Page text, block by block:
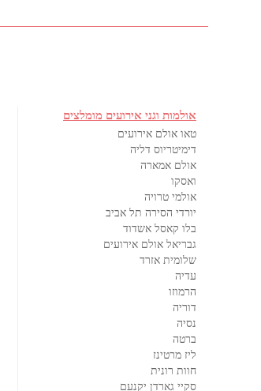
אולמות וגני אירועים מומלצים
טאו אולם אירועים
דימיטריוס דליה
אולם אמארה
ואסקו
אולמי טרויה
יורדי הסירה תל אביב
בלו קאסל אשדוד
גבריאל אולם אירועים
שלומית אזרד
עדיה
הרמוזו
דוריה
נסיה
ברטה
ליז מרטינז
חוות רונית
סקיי גארדן יקנעם